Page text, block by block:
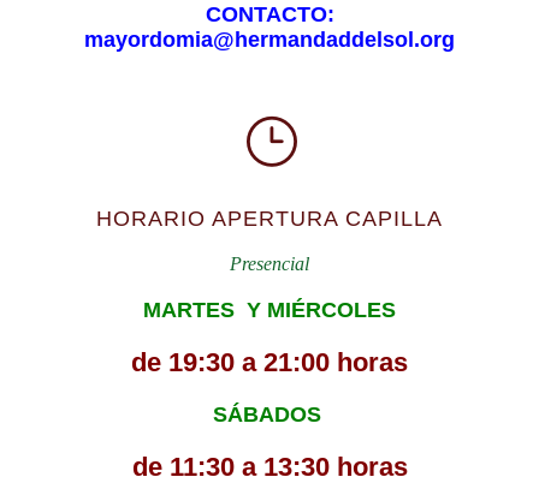
CONTACTO:
mayordomia@hermandaddelsol.org
HORARIO APERTURA CAPILLA
Presencial
MARTES Y MIÉRCOLES
de 19:30 a 21:00 horas
SÁBADOS
de 11:30 a 13:30 horas